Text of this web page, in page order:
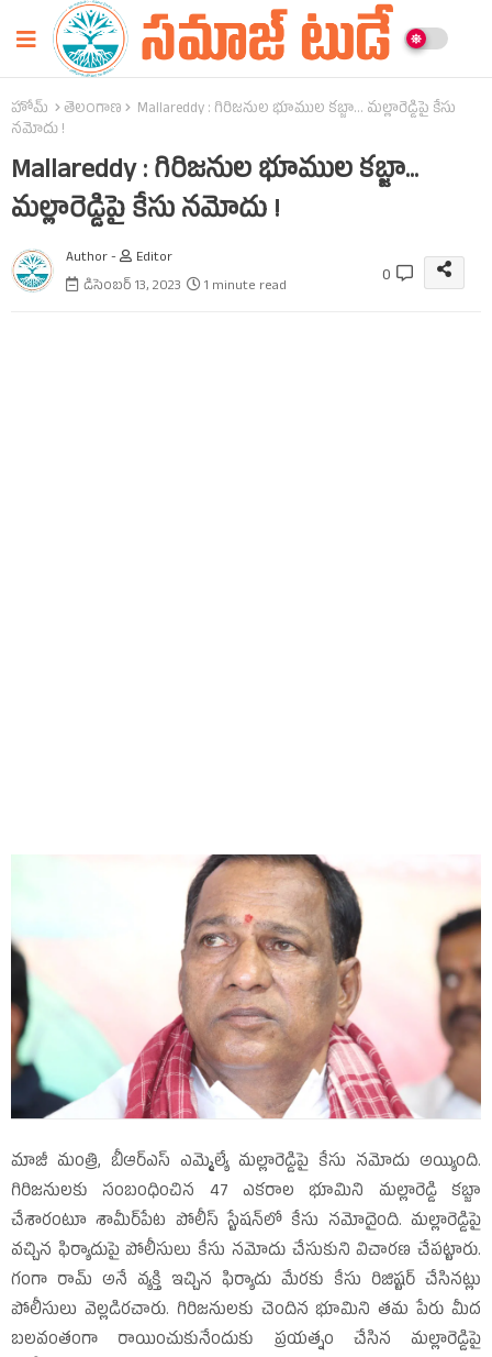
హోమ్ తెలంగాణ
Mallareddy : గిరిజనుల భూముల కబ్జా... మల్లారెడ్డిపై కేసు
నమోదు !
Mallareddy : గిరిజనుల భూముల కబ్జా...
మల్లారెడ్డిపై కేసు నమోదు !
Author -
Editor
డిసెంబర్ 13, 2023
1 minute read 0
మాజీ మంత్రి, బీఆర్‌ఎస్‌ ఎమ్మెల్యే మల్లారెడ్డిపై కేసు నమోదు అయ్యింది.
గిరిజనులకు సంబంధించిన 47 ఎకరాల భూమిని మల్లారెడ్డి కబ్జా
చేశారంటూ శామీర్‌పేట పోలీస్‌ స్టేషన్‌లో కేసు నమోదైంది. మల్లారెడ్డిపై
వచ్చిన ఫిర్యాదుపై పోలీసులు కేసు నమోదు చేసుకుని విచారణ చేపట్టారు.
గంగా రామ్‌ అనే వ్యక్తి ఇచ్చిన ఫిర్యాదు మేరకు కేసు రిజిష్టర్‌ చేసినట్లు
పోలీసులు వెల్లడిరచారు. గిరిజనులకు చెందిన భూమిని తమ పేరు మీద
బలవంతంగా రాయించుకునేందుకు ప్రయత్నం చేసిన మల్లారెడ్డిపై